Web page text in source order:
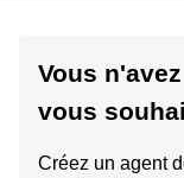
Vous
vous
Créez un agent